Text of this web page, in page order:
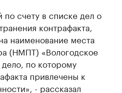
по счету в списке дел о
контрафакта,
наименование места
(НМПТ) «Вологодское
по которому
привлечены к
- рассказал